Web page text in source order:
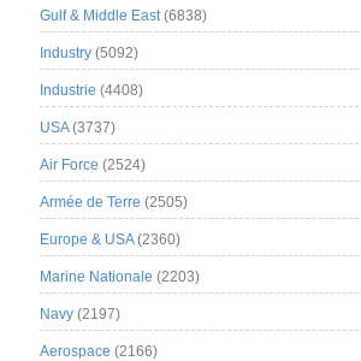
Gulf & Middle East(6838)
Industry (5092)
Industrie (4408)
USA(3737)
Air Force (2524)
Armée de Terre (2505)
Europe & USA(2360)
Marine Nationale (2203)
Navy (2197)
Aerospace (2166)